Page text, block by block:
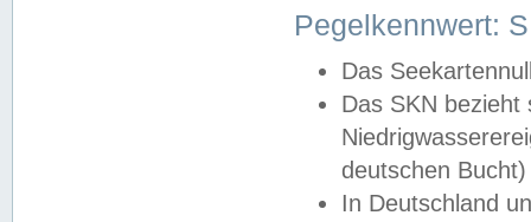
Pegelkennwert:
Das
Das SKN
deutschen
In Deutschland